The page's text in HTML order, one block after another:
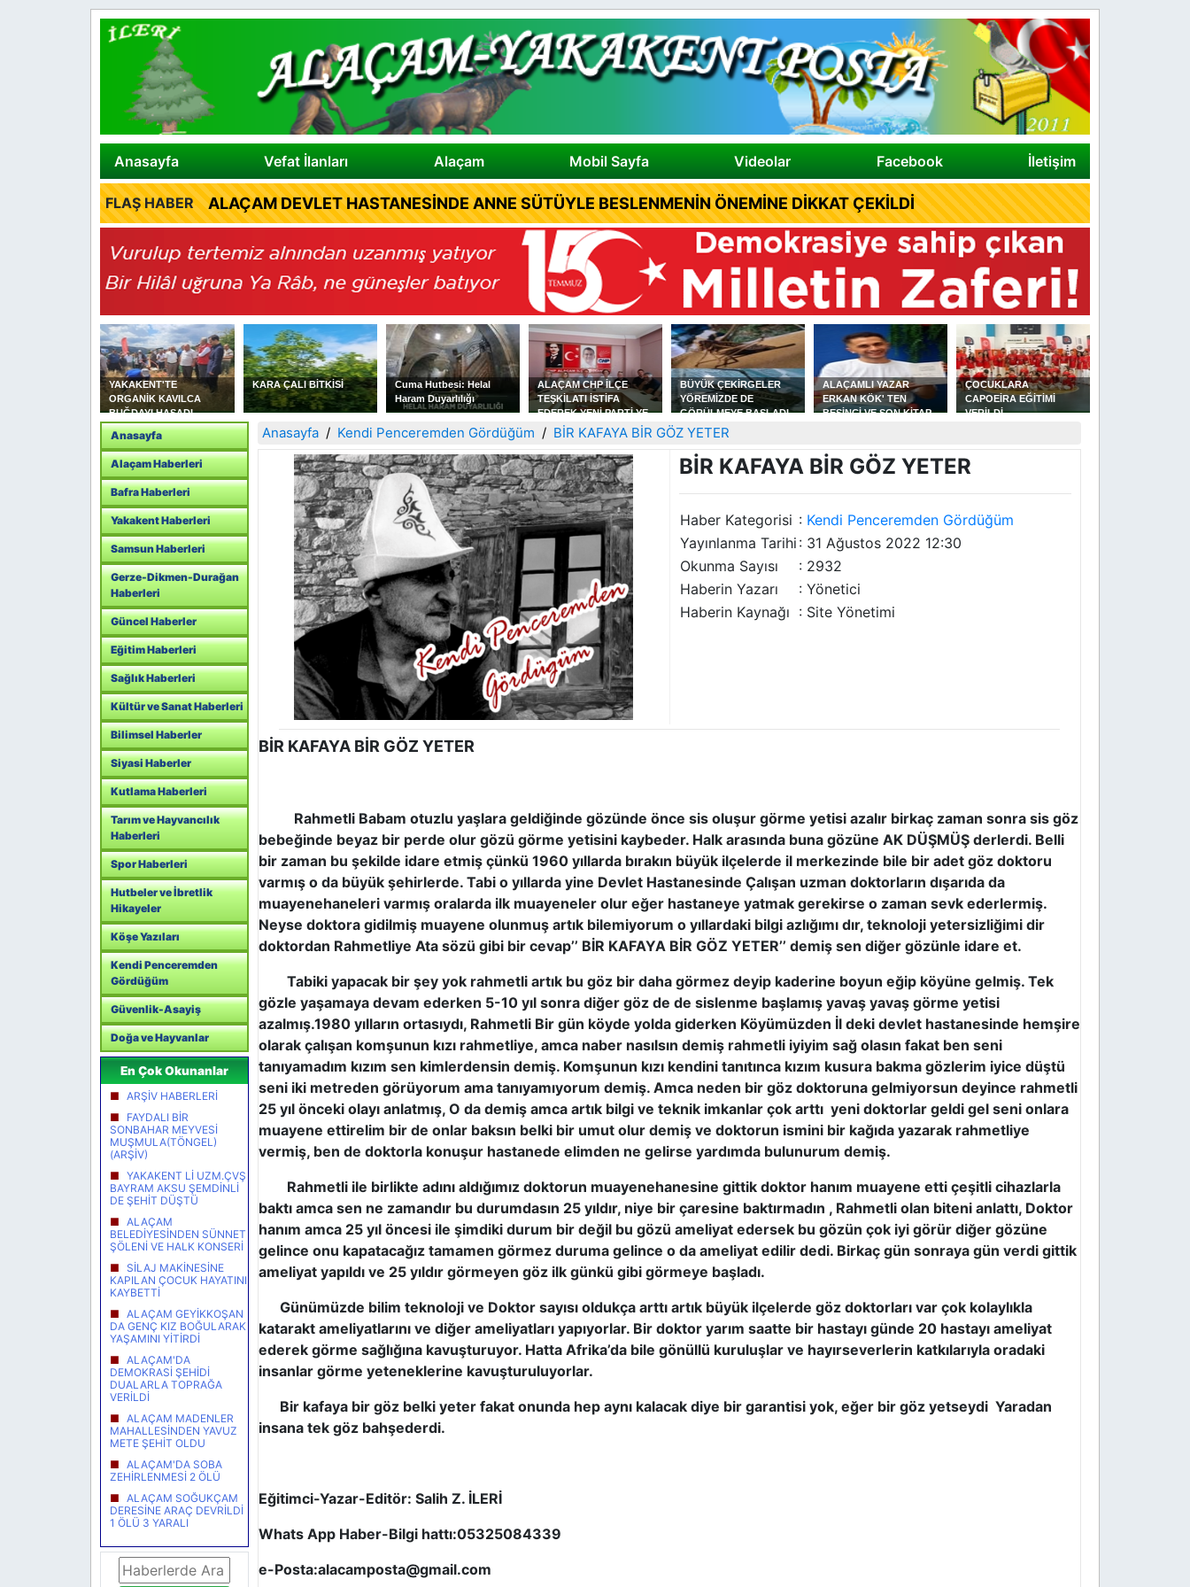
Anasayfa Vefat İlanları Alaçam Mobil Sayfa Videolar Facebook İletişim
FLAŞ HABER ALAÇAM DEVLET HASTANESİNDE ANNE SÜTÜYLE BESLENMENİN ÖNEMİNE DİKKAT ÇEKİLDİ
YAKAKENT'TE
ORGANİK KAVILCA
BUĞDAYI HASADI
YAPILDI
KARA ÇALI BİTKİSİ
Cuma Hutbesi: Helal
Haram Duyarlılığı
ALAÇAM CHP İLÇE
TEŞKİLATI İSTİFA
EDEREK YENİ PARTİ YE
KATILDILAR
BÜYÜK ÇEKİRGELER
YÖREMİZDE DE
GÖRÜLMEYE BAŞLADI
ALAÇAMLI YAZAR
ERKAN KÖK' TEN
BEŞİNCİ VE SON KİTAP
ÇOCUKLARA
CAPOEİRA EĞİTİMİ
VERİLDİ
Anasayfa
Alaçam Haberleri
Bafra Haberleri
Yakakent Haberleri
Samsun Haberleri
Gerze-Dikmen-Durağan
Haberleri
Güncel Haberler
Eğitim Haberleri
Sağlık Haberleri
Kültür ve Sanat Haberleri
Bilimsel Haberler
Siyasi Haberler
Kutlama Haberleri
Tarım ve Hayvancılık
Haberleri
Spor Haberleri
Hutbeler ve İbretlik
Hikayeler
Köşe Yazıları
Kendi Penceremden
Gördüğüm
Güvenlik-Asayiş
Doğa ve Hayvanlar
En Çok Okunanlar
ARŞİV HABERLERİ
FAYDALI BİR
SONBAHAR MEYVESİ
MUŞMULA(TÖNGEL)
(ARŞİV)
YAKAKENT Lİ UZM.ÇVŞ
BAYRAM AKSU ŞEMDİNLİ
DE ŞEHİT DÜŞTÜ
ALAÇAM
BELEDİYESİNDEN SÜNNET
ŞÖLENİ VE HALK KONSERİ
SİLAJ MAKİNESİNE
KAPILAN ÇOCUK HAYATINI
KAYBETTİ
ALAÇAM GEYİKKOŞAN
DA GENÇ KIZ BOĞULARAK
YAŞAMINI YİTİRDİ
ALAÇAM'DA
DEMOKRASİ ŞEHİDİ
DUALARLA TOPRAĞA
VERİLDİ
ALAÇAM MADENLER
MAHALLESİNDEN YAVUZ
METE ŞEHİT OLDU
ALAÇAM'DA SOBA
ZEHİRLENMESİ 2 ÖLÜ
ALAÇAM SOĞUKÇAM
DERESİNE ARAÇ DEVRİLDİ
1 ÖLÜ 3 YARALI
Anasayfa Kendi Penceremden Gördüğüm BİR KAFAYA BİR GÖZ YETER
BİR KAFAYA BİR GÖZ YETER
Haber Kategorisi : Kendi Penceremden Gördüğüm
Yayınlanma Tarihi : 31 Ağustos 2022 12:30
Okunma Sayısı
: 2932
Haberin Yazarı
: Yönetici
Haberin Kaynağı : Site Yönetimi
BİR KAFAYA BİR GÖZ YETER
Rahmetli Babam otuzlu yaşlara geldiğinde gözünde önce sis oluşur görme yetisi azalır birkaç zaman sonra sis göz
bebeğinde beyaz bir perde olur gözü görme yetisini kaybeder. Halk arasında buna gözüne AK DÜŞMÜŞ derlerdi. Belli
bir zaman bu şekilde idare etmiş çünkü 1960 yıllarda bırakın büyük ilçelerde il merkezinde bile bir adet göz doktoru
varmış o da büyük şehirlerde. Tabi o yıllarda yine Devlet Hastanesinde Çalışan uzman doktorların dışarıda da
muayenehaneleri varmış oralarda ilk muayeneler olur eğer hastaneye yatmak gerekirse o zaman sevk ederlermiş.
Neyse doktora gidilmiş muayene olunmuş artık bilemiyorum o yıllardaki bilgi azlığımı dır, teknoloji yetersizliğimi dir
doktordan Rahmetliye Ata sözü gibi bir cevap’’ BİR KAFAYA BİR GÖZ YETER’’ demiş sen diğer gözünle idare et.
Tabiki yapacak bir şey yok rahmetli artık bu göz bir daha görmez deyip kaderine boyun eğip köyüne gelmiş. Tek
gözle yaşamaya devam ederken 5-10 yıl sonra diğer göz de de sislenme başlamış yavaş yavaş görme yetisi
azalmış.1980 yılların ortasıydı, Rahmetli Bir gün köyde yolda giderken Köyümüzden İl deki devlet hastanesinde hemşire
olarak çalışan komşunun kızı rahmetliye, amca naber nasılsın demiş rahmetli iyiyim sağ olasın fakat ben seni
tanıyamadım kızım sen kimlerdensin demiş. Komşunun kızı kendini tanıtınca kızım kusura bakma gözlerim iyice düştü
seni iki metreden görüyorum ama tanıyamıyorum demiş. Amca neden bir göz doktoruna gelmiyorsun deyince rahmetli
25 yıl önceki olayı anlatmış, O da demiş amca artık bilgi ve teknik imkanlar çok arttı yeni doktorlar geldi gel seni onlara
muayene ettirelim bir de onlar baksın belki bir umut olur demiş ve doktorun ismini bir kağıda yazarak rahmetliye
vermiş, ben de doktorla konuşur hastanede elimden ne gelirse yardımda bulunurum demiş.
Rahmetli ile birlikte adını aldığımız doktorun muayenehanesine gittik doktor hanım muayene etti çeşitli cihazlarla
baktı amca sen ne zamandır bu durumdasın 25 yıldır, niye bir çaresine baktırmadın , Rahmetli olan biteni anlattı, Doktor
hanım amca 25 yıl öncesi ile şimdiki durum bir değil bu gözü ameliyat edersek bu gözün çok iyi görür diğer gözüne
gelince onu kapatacağız tamamen görmez duruma gelince o da ameliyat edilir dedi. Birkaç gün sonraya gün verdi gittik
ameliyat yapıldı ve 25 yıldır görmeyen göz ilk günkü gibi görmeye başladı.
Günümüzde bilim teknoloji ve Doktor sayısı oldukça arttı artık büyük ilçelerde göz doktorları var çok kolaylıkla
katarakt ameliyatlarını ve diğer ameliyatları yapıyorlar. Bir doktor yarım saatte bir hastayı günde 20 hastayı ameliyat
ederek görme sağlığına kavuşturuyor. Hatta Afrika’da bile gönüllü kuruluşlar ve hayırseverlerin katkılarıyla oradaki
insanlar görme yeteneklerine kavuşturuluyorlar.
Bir kafaya bir göz belki yeter fakat onunda hep aynı kalacak diye bir garantisi yok, eğer bir göz yetseydi Yaradan
insana tek göz bahşederdi.
Eğitimci-Yazar-Editör: Salih Z. İLERİ
Whats App Haber-Bilgi hattı:05325084339
e-Posta:alacamposta@gmail.com